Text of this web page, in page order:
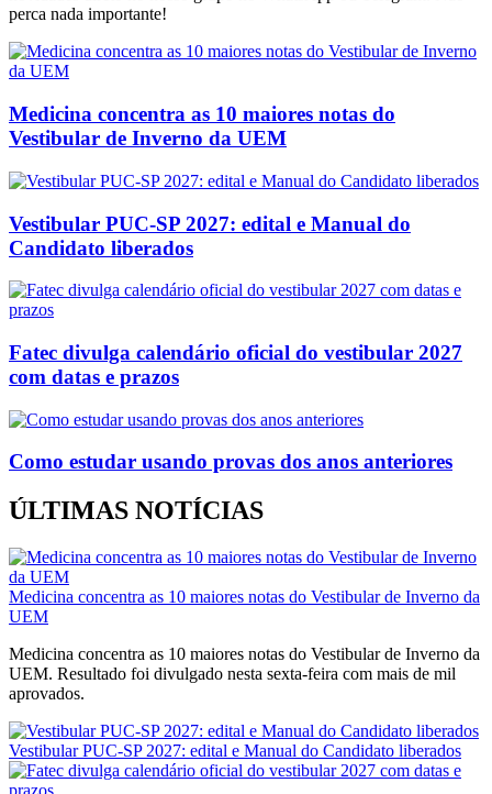
perca nada importante!
Medicina concentra as 10 maiores notas do
Vestibular de Inverno da UEM
Vestibular PUC-SP 2027: edital e Manual do
Candidato liberados
Fatec divulga calendário oficial do vestibular 2027
com datas e prazos
Como estudar usando provas dos anos anteriores
ÚLTIMAS NOTÍCIAS
Medicina concentra as 10 maiores notas do Vestibular de Inverno da
UEM
Medicina concentra as 10 maiores notas do Vestibular de Inverno da
UEM. Resultado foi divulgado nesta sexta-feira com mais de mil
aprovados.
Vestibular PUC-SP 2027: edital e Manual do Candidato liberados